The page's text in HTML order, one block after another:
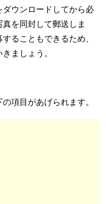
ウンロードしてから必
を同封して郵送しま
ることもできるため、
ましょう。
項目があげられます。